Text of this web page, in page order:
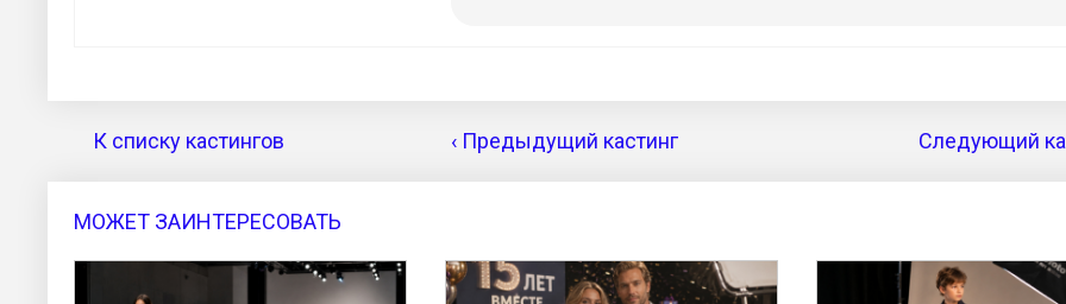
К списку кастингов ‹ Предыдущий кастинг Следующий
МОЖЕТ ЗАИНТЕРЕСОВАТЬ